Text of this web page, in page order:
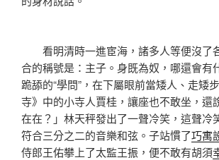
看明清時一進宦海，諸多人等便沒了
合的稱號是：主子。身既為奴，哪還會有
跪舔的“學問”，在下屬眼前當矮人、走矮
寺》中的小寺人賈桂，讓座也不敢坐，還
在在？」林天秤發出了一聲冷笑，這聲冷
符合三分之二的音樂和弦。子站慣了巧寓
侍郎王佑攀上了太監王振，便不敢有胡須